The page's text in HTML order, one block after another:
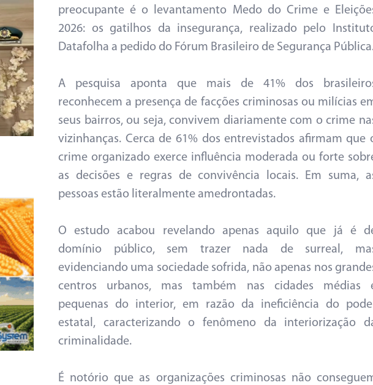
preocupante é o levantamento Medo do Crime e
2026: os gatilhos da insegurança, realizado pelo
Datafolha a pedido do Fórum Brasileiro de Segurança
A pesquisa aponta que mais de 41% dos
reconhecem a presença de facções criminosas ou milícias
seus bairros, ou seja, convivem diariamente com o crime
vizinhanças. Cerca de 61% dos entrevistados afirmam que
crime organizado exerce influência moderada ou forte
as decisões e regras de convivência locais. Em suma,
pessoas estão literalmente amedrontadas.
O estudo acabou revelando apenas aquilo que já é
domínio público, sem trazer nada de surreal,
evidenciando uma sociedade sofrida, não apenas nos
centros urbanos, mas também nas cidades médias
pequenas do interior, em razão da ineficiência do
estatal, caracterizando o fenômeno da interiorização
criminalidade.
É notório que as organizações criminosas não